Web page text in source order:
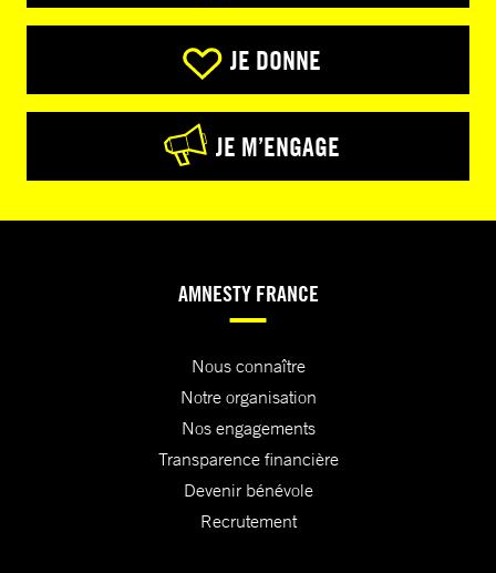
JE DONNE
JE M’ENGAGE
AMNESTY FRANCE
Nous connaître
Notre organisation
Nos engagements
Transparence financière
Devenir bénévole
Recrutement